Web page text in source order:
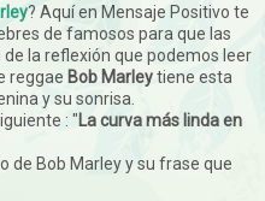
? Aquí en Mensaje Positivo te
de famosos para que las
la reflexión que podemos leer
reggae Bob Marleytiene esta
y su sonrisa.
: "La curva más linda en
de Bob Marley y su frase que